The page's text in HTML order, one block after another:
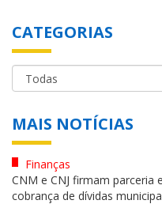
CATEGORIAS
MAIS NOTÍCIAS
Finanças
CNM e CNJ firmam
cobrança de dívidas